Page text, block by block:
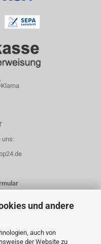
und andere
auch von
der Website zu
uns: